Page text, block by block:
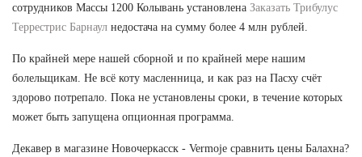
сотрудников Массы 1200 Колывань установлена Заказать Трибулус
Террестрис Барнаул недостача на сумму более 4 млн рублей.
По крайней мере нашей сборной и по крайней мере нашим
болельщикам. Не всё коту масленница, и как раз на Пасху счёт
здорово потрепало. Пока не установлены сроки, в течение которых
может быть запущена опционная программа.
Декавер в магазине Новочеркасск - Vermoje сравнить цены Балахна?